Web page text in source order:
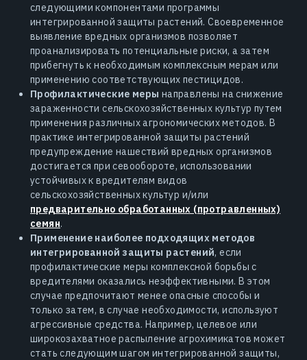
следующими компонентами программы
интегрированной защиты растений. Своевременное
выявление вредных организмов позволяет
проанализировать потенциальные риски, а затем
прибегнуть к необходимым комплексным мерам или
применению соответствующих пестицидов.
Профилактические меры направлены на снижение
зараженности сельскохозяйственных культур путем
применения различных агрономических методов. В
практике интегрированной защиты растений
предупреждение нашествий вредных организмов
достигается при севообороте, использовании
устойчивых к вредителям видов
сельскохозяйственных культур и/или
предварительно обработанных (протравленных)
семян.
Применение наиболее подходящих методов
интегрированной защиты растений, если
профилактические меры комплексной борьбы с
вредителями оказались неэффективными. В этом
случае предпочитают менее опасные способы и
только затем, в случае необходимости, используют
агрессивные средства. Например, целевое или
широкозахватное распыление агрохимикатов может
стать следующим шагом интегрированной защиты,